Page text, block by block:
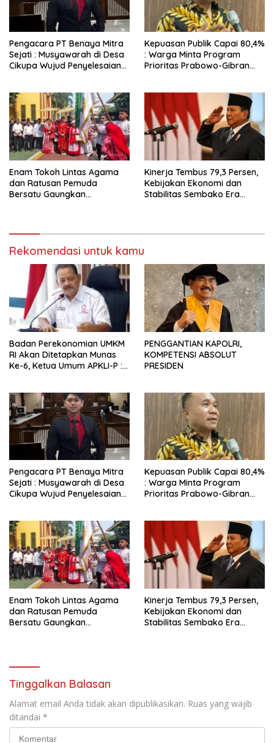
Pengacara PT Benaya Mitra
Sejati : Musyawarah di Desa
Cikupa Wujud Penyelesaian
Kepuasan Publik Capai 80,4%
: Warga Minta Program
Prioritas Prabowo-Gibran
Enam Tokoh Lintas Agama
dan Ratusan Pemuda
Bersatu Gaungkan
Kinerja Tembus 79,3 Persen,
Kebijakan Ekonomi dan
Stabilitas Sembako Era
Rekomendasi untuk kamu
Badan Perekonomian UMKM
RI Akan Ditetapkan Munas
Ke-6, Ketua Umum APKLI-P :
PENGGANTIAN KAPOLRI,
KOMPETENSI ABSOLUT
PRESIDEN
Pengacara PT Benaya Mitra
Sejati : Musyawarah di Desa
Cikupa Wujud Penyelesaian
Kepuasan Publik Capai 80,4%
: Warga Minta Program
Prioritas Prabowo-Gibran
Enam Tokoh Lintas Agama
dan Ratusan Pemuda
Bersatu Gaungkan
Kinerja Tembus 79,3 Persen,
Kebijakan Ekonomi dan
Stabilitas Sembako Era
Tinggalkan Balasan
Alamat email Anda tidak akan dipublikasikan. Ruas yang wajib
ditandai *